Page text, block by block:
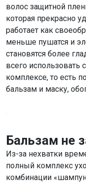
волос защитной
которая прекрасно
работает как
меньше пушатся и
становятся более
всего использовать
комплексе, то есть
бальзам и маску,
Бальзам не
Из-за нехватки
полный комплекс
комбинации